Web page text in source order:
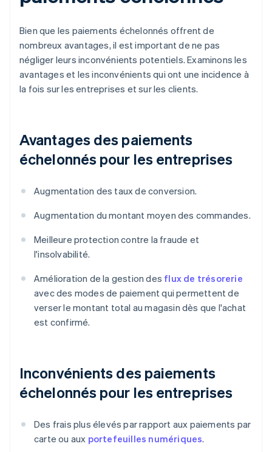
Bien que les paiements échelonnés offrent de
nombreux avantages, il est important de ne pas
négliger leurs inconvénients potentiels. Examinons les
avantages et les inconvénients qui ont une incidence à
la fois sur les entreprises et sur les clients.
Avantages des paiements
échelonnés pour les entreprises
Augmentation des taux de conversion.
Augmentation du montant moyen des commandes.
Meilleure protection contre la fraude et
l'insolvabilité.
Amélioration de la gestion des flux de trésorerie
avec des modes de paiement qui permettent de
verser le montant total au magasin dès que l'achat
est confirmé.
Inconvénients des paiements
échelonnés pour les entreprises
Des frais plus élevés par rapport aux paiements par
carte ou aux portefeuilles numériques.